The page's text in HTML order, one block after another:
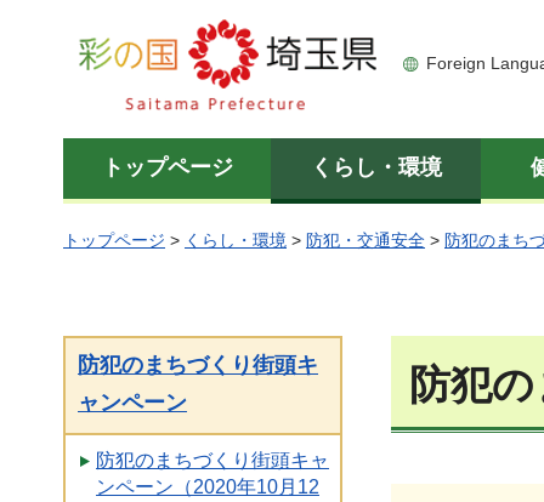
彩の国 埼玉県
Foreign
トップページ くらし・環境
トップページ > くらし・環境 > 防犯・交通安全 > 防犯のまち
防犯のまちづくり街頭キ
ャンペーン
防犯のまちづくり街頭キャ
ンペーン（2020年10月12
防犯